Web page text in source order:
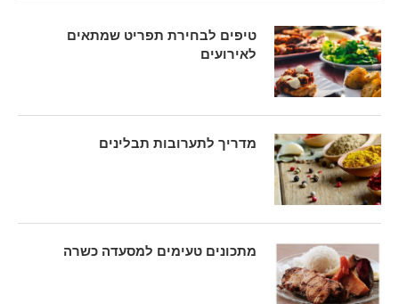
טיפים לבחירת תפריט שמתאים
לאירועים
מדריך לתערובות תבלינים
מתכונים טעימים למסעדה כשרה